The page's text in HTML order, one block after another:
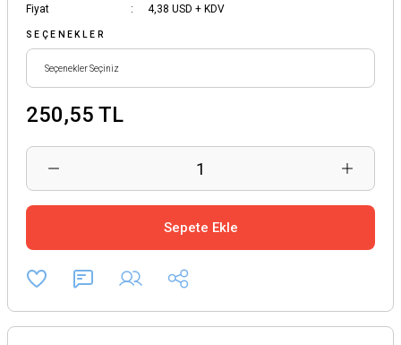
Fiyat
4,38 USD + KDV
SEÇENEKLER
250,55 TL
Sepete Ekle